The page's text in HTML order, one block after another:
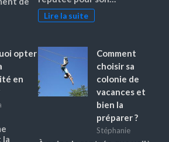
Lire la suite
opter
en
la
Comment
choisir sa
colonie de
vacances et
bien la
préparer ?
Stéphanie